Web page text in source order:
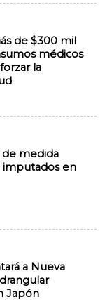
de $300 mil
médicos
la
de medida
imputados en
a Nueva
Japón